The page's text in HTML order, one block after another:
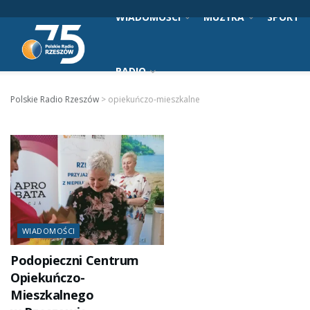
WIADOMOŚCI MUZYKA SPORT
RADIO
Polskie Radio Rzeszów > opiekuńczo-mieszkalne
WIADOMOŚCI
Podopieczni Centrum
Opiekuńczo-
Mieszkalnego